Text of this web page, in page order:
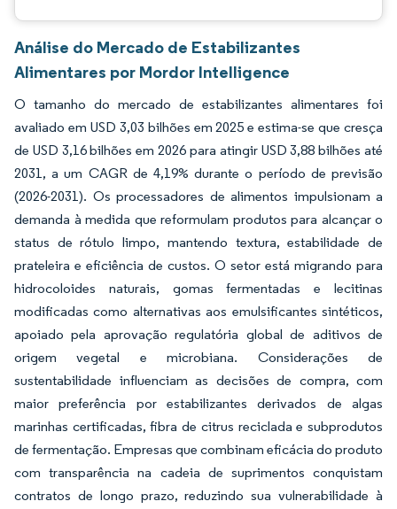
Análise do Mercado de Estabilizantes
Alimentares por Mordor Intelligence
O tamanho do mercado de estabilizantes alimentares foi
avaliado em USD 3,03 bilhões em 2025 e estima-se que cresça
de USD 3,16 bilhões em 2026 para atingir USD 3,88 bilhões até
2031, a um CAGR de 4,19% durante o período de previsão
(2026-2031). Os processadores de alimentos impulsionam a
demanda à medida que reformulam produtos para alcançar o
status de rótulo limpo, mantendo textura, estabilidade de
prateleira e eficiência de custos. O setor está migrando para
hidrocoloides naturais, gomas fermentadas e lecitinas
modificadas como alternativas aos emulsificantes sintéticos,
apoiado pela aprovação regulatória global de aditivos de
origem vegetal e microbiana. Considerações de
sustentabilidade influenciam as decisões de compra, com
maior preferência por estabilizantes derivados de algas
marinhas certificadas, fibra de citrus reciclada e subprodutos
de fermentação. Empresas que combinam eficácia do produto
com transparência na cadeia de suprimentos conquistam
contratos de longo prazo, reduzindo sua vulnerabilidade à